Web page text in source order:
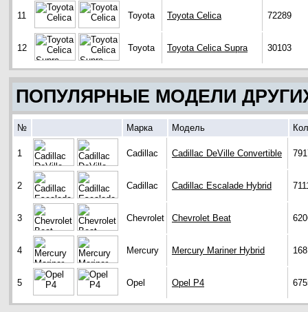
11 Toyota Toyota Celica 72289
12 Toyota Toyota Celica Supra 30103
ПОПУЛЯРНЫЕ МОДЕЛИ
№ Марка Модель
1 Cadillac Cadillac DeVille Convertible
2 Cadillac Cadillac Escalade Hybrid
3 Chevrolet Chevrolet Beat
4 Mercury Mercury Mariner Hybrid
5 Opel Opel P4